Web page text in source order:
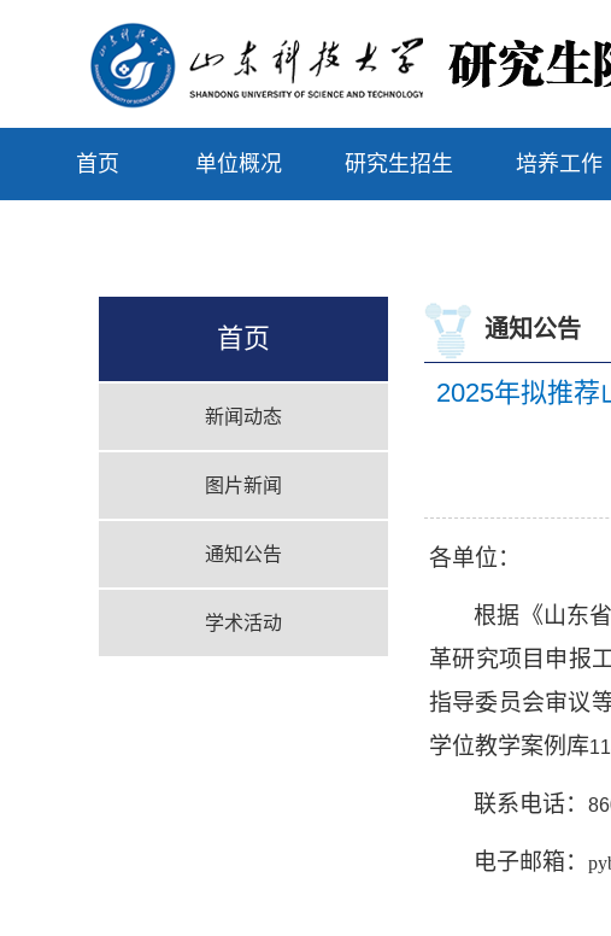
首页 单位概况 研究生招生 培养工作
首页
新闻动态
图片新闻
通知公告
学术活动
通知公告
2025年拟推荐
各单位：
根据《山东
革研究项目申报
指导委员会审议
学位教学案例库11
联系电话：
电子邮箱：